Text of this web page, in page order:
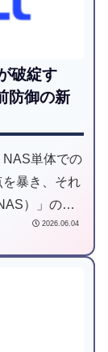
破綻す
防御の新
単体での
暴き、それ
）」の圧
えて徹底解
2026.06.04